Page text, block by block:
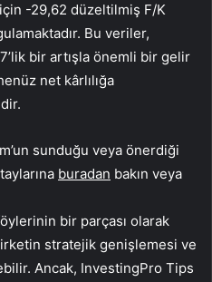
-29,62 düzeltilmiş F/K
Bu veriler,
bir artışla önemli bir gelir
net kârlılığa
sunduğu veya önerdiği
buradan bakın veya
bir parçası olarak
stratejik genişlemesi ve
Ancak, InvestingPro Tips